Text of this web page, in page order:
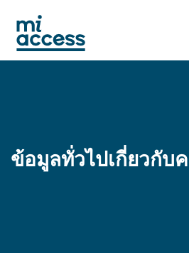
main
content
ข้อมูลทั่วไปเกี่ยวกับ